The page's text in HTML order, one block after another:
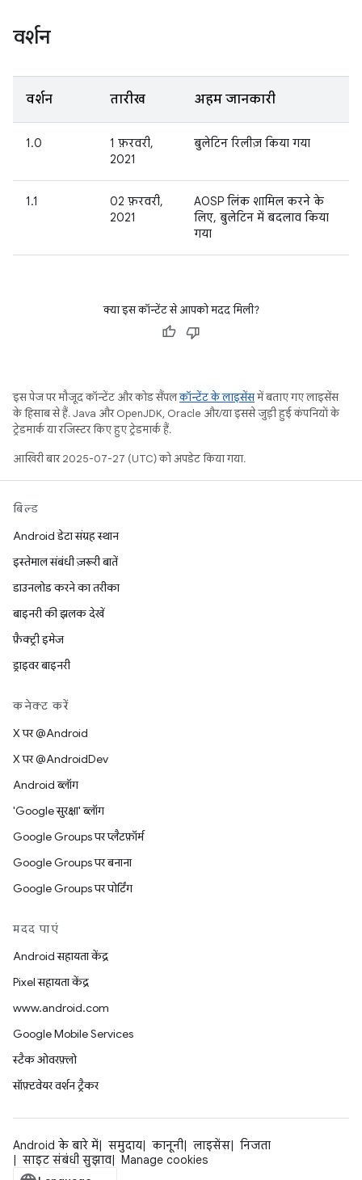
वर्शन
वर्शन तारीख अहम जानकारी
1.0
1 फ़रवरी,
2021
बुलेटिन रिलीज़ किया गया
1.1
02 फ़रवरी,
2021
AOSP लिंक शामिल करने के
लिए, बुलेटिन में बदलाव किया
गया
क्या इस कॉन्टेंट से आपको मदद मिली?
इस पेज पर मौजूद कॉन्टेंट और कोड सैंपलकॉन्टेंट के लाइसेंसमें बताए गए लाइसेंस
के हिसाब से हैं. Java और OpenJDK, Oracle और/या इससे जुड़ी हुई कंपनियों के
ट्रेडमार्क या रजिस्टर किए हुए ट्रेडमार्क हैं.
आखिरी बार 2025-07-27 (UTC) को अपडेट किया गया.
बिल्ड
Android डेटा संग्रह स्थान
इस्तेमाल संबंधी ज़रूरी बातें
डाउनलोड करने का तरीका
बाइनरी की झलक देखें
फ़ैक्ट्री इमेज
ड्राइवर बाइनरी
कनेक्ट करें
X पर @Android
X पर @AndroidDev
Android ब्लॉग
'Google सुरक्षा' ब्लॉग
Google Groups पर प्लैटफ़ॉर्म
Google Groups पर बनाना
Google Groups पर पोर्टिंग
मदद पाएं
Android सहायता केंद्र
Pixel सहायता केंद्र
www.android.com
Google Mobile Services
स्टैक ओवरफ़्लो
सॉफ़्टवेयर वर्शन ट्रैकर
Android के बारे में समुदाय कानूनी लाइसेंस
निजता
साइट संबंधी सुझाव
Manage cookies